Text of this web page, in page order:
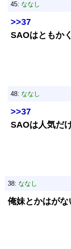
45: ななし
>>37
SAOはともか
48: ななし
>>37
SAOは人気だ
38: ななし
俺妹とかはが